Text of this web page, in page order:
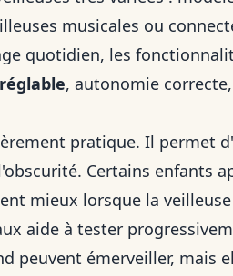
musicales ou
quotidien, les
, autonomie
pratique. Il permet
Certains enfants
mieux lorsque la
aide à tester
peuvent émerveiller, mais